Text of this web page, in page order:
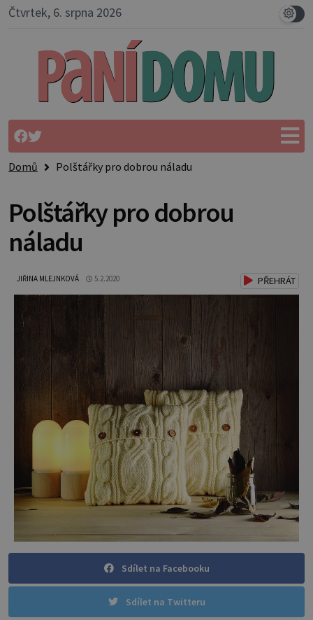
Čtvrtek, 6. srpna 2026
Domů Polštářky pro dobrou náladu
Polštářky pro dobrou
náladu
JIŘINA MLEJNKOVÁ 5.2.2020 PŘEHRÁT
Sdílet na Facebooku
Sdílet na Twitteru